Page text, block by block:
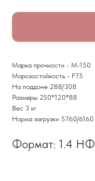
Марка прочности - М-150
Морозостойкость - F75
На поддоне 288/308
Размеры 250*120*88
Вес 3 кг
Норма загрузки 5760/6160
Формат: 1.4 НФ